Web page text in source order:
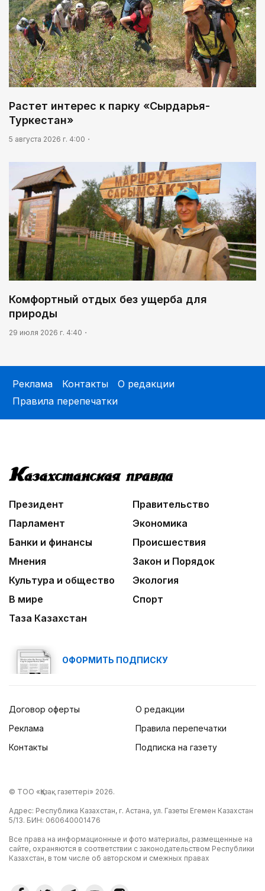
Растет интерес к парку «Сырдарья-
Туркестан»
5 августа 2026 г. 4:00
Комфортный отдых без ущерба для
природы
29 июля 2026 г. 4:40
Реклама Контакты
О редакции
Правила перепечатки
Президент
Правительство
Парламент
Экономика
Банки и финансы
Происшествия
Мнения
Закон и Порядок
Культура и общество
Экология
В мире
Спорт
Таза Казахстан
ОФОРМИТЬ ПОДПИСКУ
Договор оферты
Реклама
Контакты
О редакции
Правила перепечатки
Подписка на газету
© ТОО «Қазақ газеттері» 2026.
Адрес: Республика Казахстан, г. Астана, ул. Газеты Егемен Казахстан
5/13. БИН: 060640001476
Все права на информационные и фото материалы, размещенные на
сайте, охраняются в соответствии с законодательством Республики
Казахстан, в том числе об авторском и смежных правах